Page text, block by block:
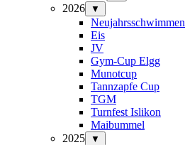
2026 ▼
Neujahrsschwimmen
Eis
JV
Gym-Cup Elgg
Munotcup
Tannzapfe Cup
TGM
Turnfest Islikon
Maibummel
2025
▼